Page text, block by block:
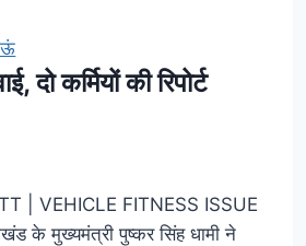
कर्मियों की रिपोर्ट
| VEHICLE FITNESS ISSUE
के मुख्यमंत्री पुष्कर सिंह धामी ने